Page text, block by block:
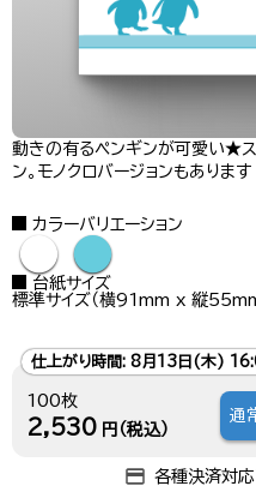
動きの有るペンギンが可愛い★ス
ン。モノクロバージョンもあります
カラーバリエーション
● ●
台紙サイズ
標準サイズ（横91mm x 縦55mm
仕上がり時間: 8月13日(木)
100枚
2,530 円（税込）
通
各種決済対応